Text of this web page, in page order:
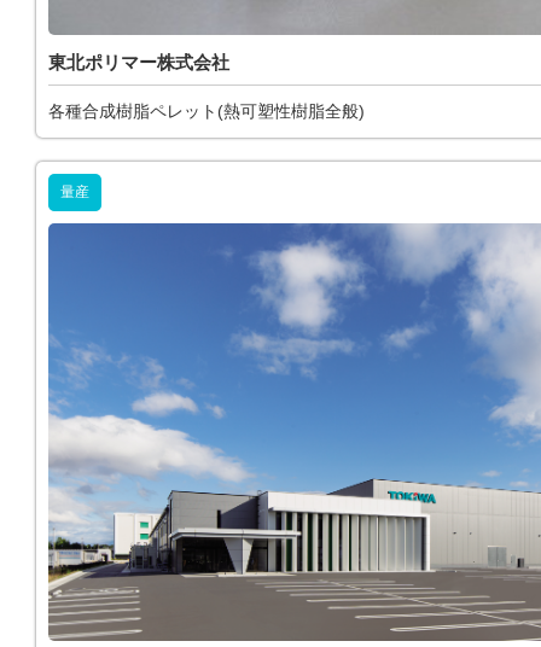
東北ポリマー株式会社
各種合成樹脂ペレット(熱可塑性樹脂全般)
量産